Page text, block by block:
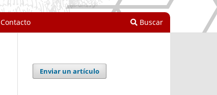
Contacto Buscar
Enviar un artículo